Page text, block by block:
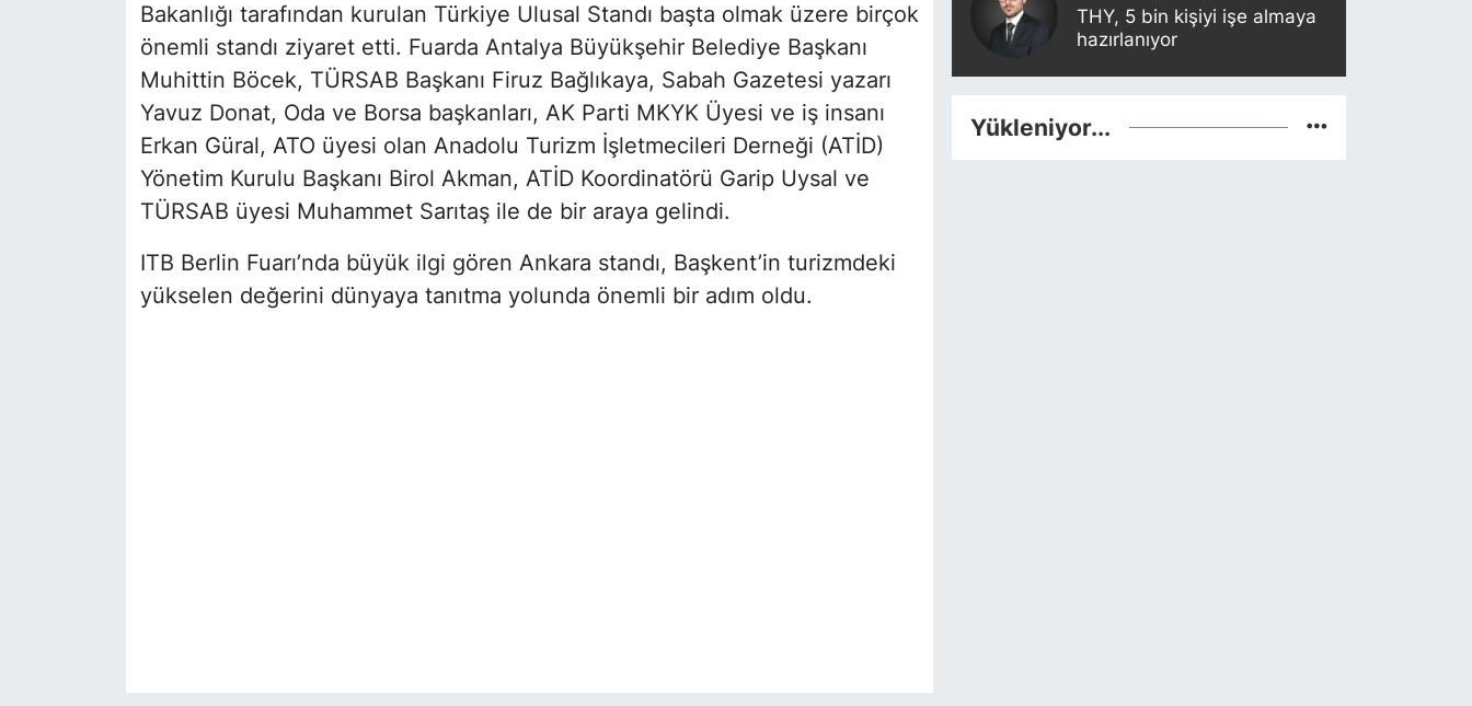
Bakanlığı tarafından kurulan Türkiye Ulusal Standı başta olmak üzere birçok
önemli standı ziyaret etti. Fuarda Antalya Büyükşehir Belediye Başkanı
Muhittin Böcek, TÜRSAB Başkanı Firuz Bağlıkaya, Sabah Gazetesi yazarı
Yavuz Donat, Oda ve Borsa başkanları, AK Parti MKYK Üyesi ve iş insanı
Erkan Güral, ATO üyesi olan Anadolu Turizm İşletmecileri Derneği (ATİD)
Yönetim Kurulu Başkanı Birol Akman, ATİD Koordinatörü Garip Uysal ve
TÜRSAB üyesi Muhammet Sarıtaş ile de bir araya gelindi.
ITB Berlin Fuarı’nda büyük ilgi gören Ankara standı, Başkent’in turizmdeki
yükselen değerini dünyaya tanıtma yolunda önemli bir adım oldu.
THY, 5 bin kişiyi işe almaya
hazırlanıyor
Yükleniyor...